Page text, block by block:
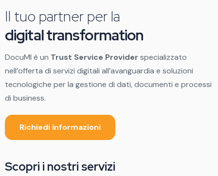
Il tuo partner per la
digital transformation
DocuMI è un Trust Service Provider specializzato
nell’offerta di servizi digitali all’avanguardia e soluzioni
tecnologiche per la gestione di dati, documenti e processi
di business.
Richiedi informazioni
Scopri i nostri servizi